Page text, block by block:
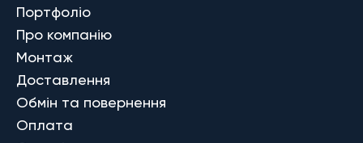
Портфоліо
Про компанію
Монтаж
Доставлення
Обмін та повернення
Оплата